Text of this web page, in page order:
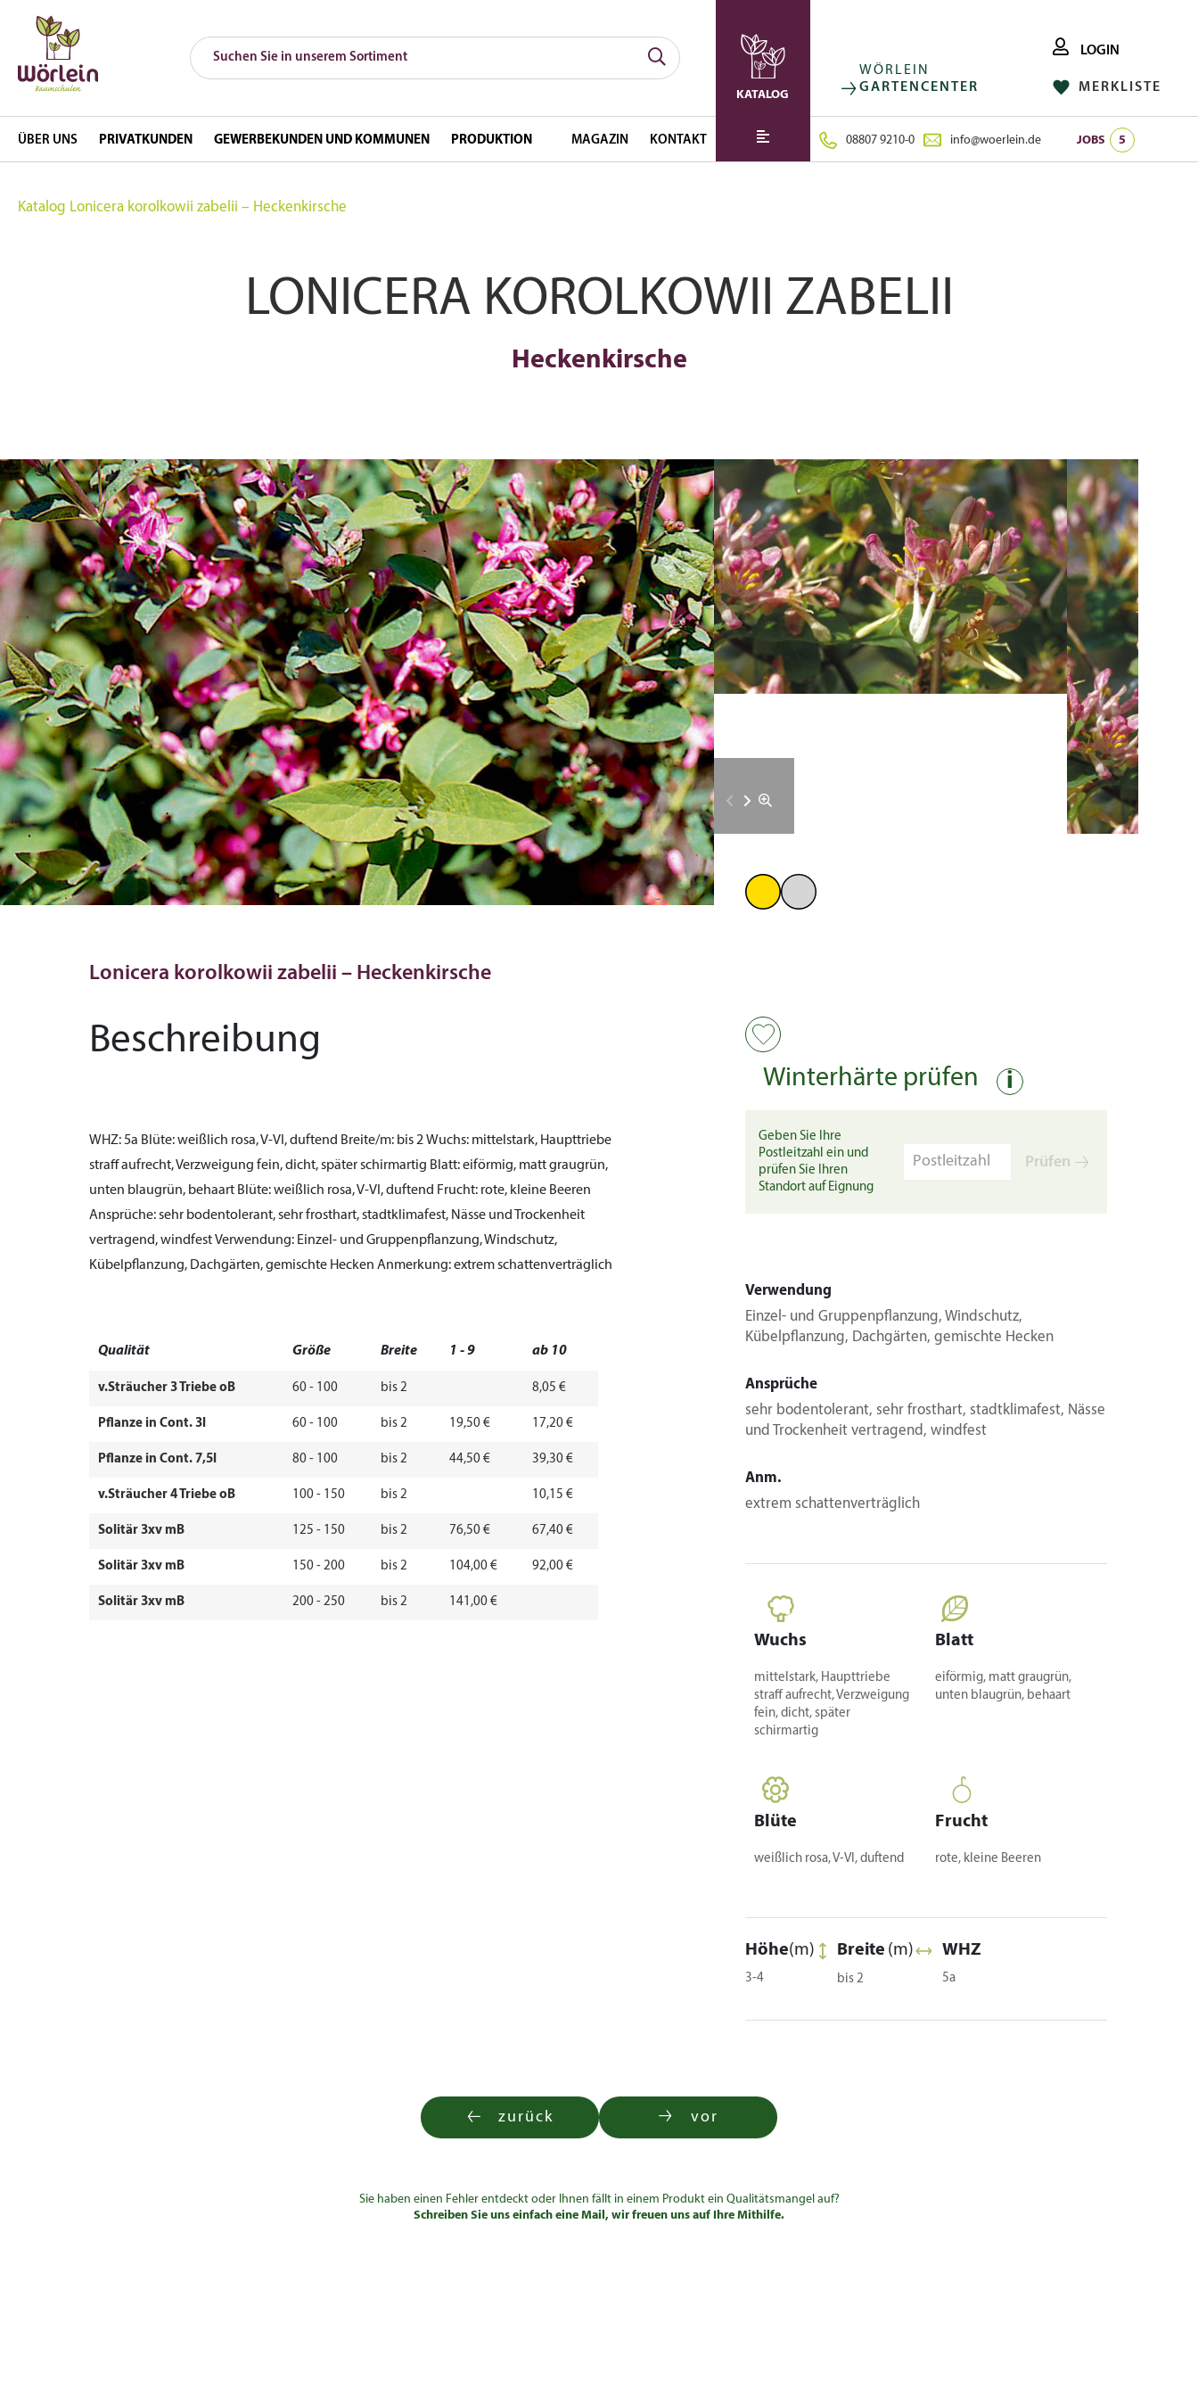
KATALOG
ÜBER UNS PRIVATKUNDEN GEWERBEKUNDEN UND KOMMUNEN PRODUKTION MAGAZIN KONTAKT
WÖRLEIN
GARTENCENTER
LOGIN
MERKLISTE
08807 9210-0 info@woerlein.de JOBS 5
FOLGE UNS AUF: INSTAGRAM FACEBOOK
Katalog Lonicera korolkowii zabelii – Heckenkirsche
LONICERA KOROLKOWII ZABELII
Heckenkirsche
Lonicera korolkowii zabelii – Heckenkirsche
Beschreibung
WHZ:5a Blüte:weißlich rosa, V-VI, duftend Breite/m: bis 2Wuchs: mittelstark, Haupttriebe
straff aufrecht, Verzweigung fein, dicht, später schirmartig Blatt:eiförmig, matt graugrün,
unten blaugrün, behaart Blüte:weißlich rosa, V-VI, duftend Frucht: rote, kleine Beeren
Ansprüche:sehr bodentolerant, sehr frosthart, stadtklimafest, Nässe und Trockenheit
vertragend, windfestVerwendung: Einzel- und Gruppenpflanzung, Windschutz,
Kübelpflanzung, Dachgärten, gemischte Hecken Anmerkung:extrem schattenverträglich
Qualität Größe Breite 1 - 9 ab 10
v.Sträucher 3 Triebe oB 60 - 100 bis 2 8,05 €
Pflanze in Cont. 3l 60 - 100 bis 2 19,50 € 17,20 €
Pflanze in Cont. 7,5l 80 - 100 bis 2 44,50 € 39,30 €
v.Sträucher 4 Triebe oB 100 - 150 bis 2 10,15 €
Solitär 3xv mB 125 - 150 bis 2 76,50 € 67,40 €
Solitär 3xv mB 150 - 200 bis 2 104,00 € 92,00 €
Solitär 3xv mB 200 - 250 bis 2 141,00 €
Winterhärte prüfen i
Geben Sie Ihre
Postleitzahl ein und
prüfen Sie Ihren
Standort auf Eignung
Prüfen
Verwendung
Einzel- und Gruppenpflanzung, Windschutz,
Kübelpflanzung, Dachgärten, gemischte Hecken
Ansprüche
sehr bodentolerant, sehr frosthart, stadtklimafest, Nässe
und Trockenheit vertragend, windfest
Anm.
extrem schattenverträglich
Wuchs
mittelstark, Haupttriebe
straff aufrecht, Verzweigung
fein, dicht, später
schirmartig
Blatt
eiförmig, matt graugrün,
unten blaugrün, behaart
Blüte
weißlich rosa, V-VI, duftend
Frucht
rote, kleine Beeren
Höhe(m)
3-4
Breite (m)
bis 2
WHZ
5a
zurück vor
Sie haben einen Fehler entdeckt oder Ihnen fällt in einem Produkt ein Qualitätsmangel auf?
Schreiben Sie uns einfach eine Mail, wir freuen uns auf Ihre Mithilfe.